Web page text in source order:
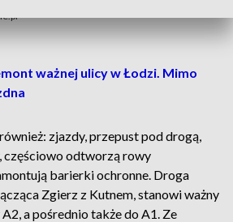
ważnej ulicy w Łodzi. Mimo
zjazdy, przepust pod drogą,
częściowo odtworzą rowy
barierki ochronne. Droga
Zgierz z Kutnem, stanowi ważny
a pośrednio także do A1. Ze